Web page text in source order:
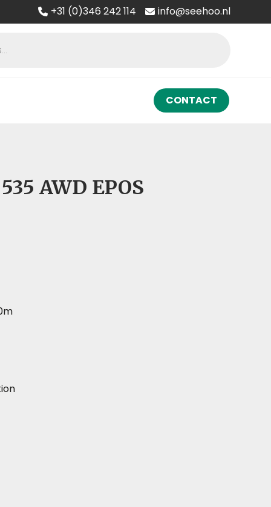
+31 (0)346 242 114 info@seehoo.nl
CONTACT
AWD EPOS